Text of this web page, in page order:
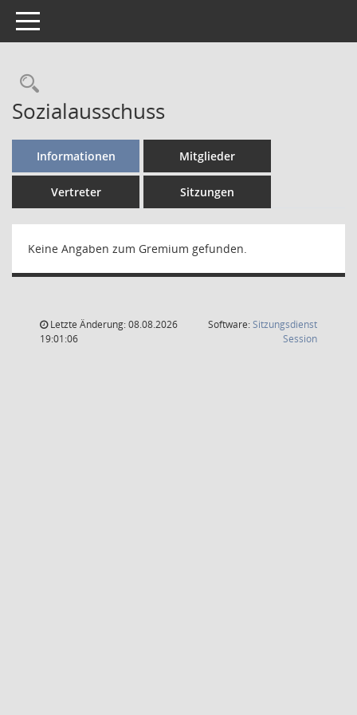
Toggle navigation
Sozialausschuss
Informationen Mitglieder
Vertreter Sitzungen
Keine Angaben zum Gremium gefunden.
Letzte Änderung: 08.08.2026
19:01:06
Software:Sitzungsdienst
Session(Wird in